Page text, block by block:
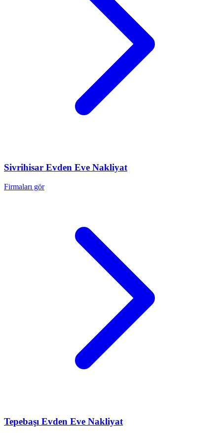
Sivrihisar Evden Eve Nakliyat
Firmaları gör
Tepebaşı Evden Eve Nakliyat